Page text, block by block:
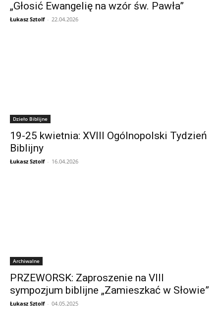
„Głosić Ewangelię na wzór św. Pawła”
Łukasz Sztolf - 22.04.2026
Dzieło Biblijne
19-25 kwietnia: XVIII Ogólnopolski Tydzień
Biblijny
Łukasz Sztolf - 16.04.2026
Archiwalne
PRZEWORSK: Zaproszenie na VIII
sympozjum biblijne „Zamieszkać w Słowie”
Łukasz Sztolf - 04.05.2025